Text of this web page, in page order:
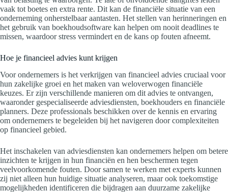
vaak tot boetes en extra rente. Dit kan de financiële situatie van een
onderneming onherstelbaar aantasten. Het stellen van herinneringen en
het gebruik van boekhoudsoftware kan helpen om nooit deadlines te
missen, waardoor stress vermindert en de kans op fouten afneemt.
Hoe je financieel advies kunt krijgen
Voor ondernemers is het verkrijgen van financieel advies cruciaal voor
hun zakelijke groei en het maken van weloverwogen financiële
keuzes. Er zijn verschillende manieren om dit advies te ontvangen,
waaronder gespecialiseerde adviesdiensten, boekhouders en financiële
planners. Deze professionals beschikken over de kennis en ervaring
om ondernemers te begeleiden bij het navigeren door complexiteiten
op financieel gebied.
Het inschakelen van adviesdiensten kan ondernemers helpen om betere
inzichten te krijgen in hun financiën en hen beschermen tegen
veelvoorkomende fouten. Door samen te werken met experts kunnen
zij niet alleen hun huidige situatie analyseren, maar ook toekomstige
mogelijkheden identificeren die bijdragen aan duurzame zakelijke